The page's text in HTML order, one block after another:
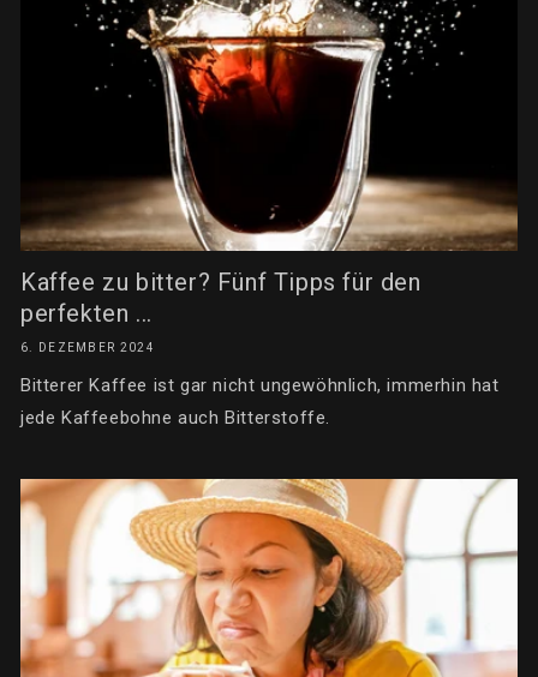
Kaffee zu bitter? Fünf Tipps für den
perfekten ...
6. DEZEMBER 2024
Bitterer Kaffee ist gar nicht ungewöhnlich, immerhin hat
jede Kaffeebohne auch Bitterstoffe.